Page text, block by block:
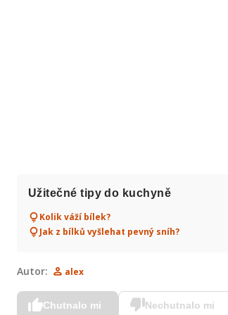
Užitečné tipy do kuchyně
Kolik váží bílek?
Jak z bílků vyšlehat pevný sníh?
Autor: alex
Chutnalo mi Nechutnalo mi